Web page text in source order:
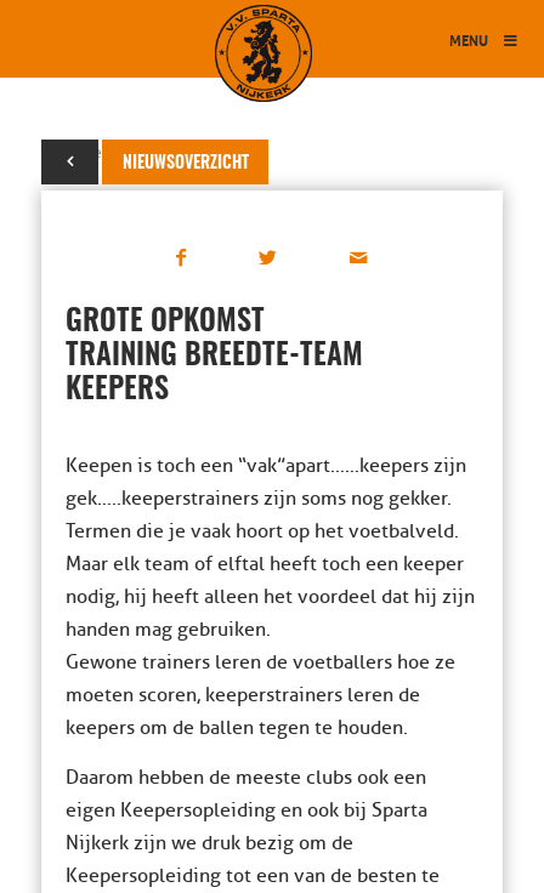
MENU
NIEUWSOVERZICHT
07 november 2016
GROTE OPKOMST
TRAINING BREEDTE-TEAM
KEEPERS
Keepen is toch een “vak”apart……keepers zijn
gek…..keeperstrainers zijn soms nog gekker.
Termen die je vaak hoort op het voetbalveld.
Maar elk team of elftal heeft toch een keeper
nodig, hij heeft alleen het voordeel dat hij zijn
handen mag gebruiken.
Gewone trainers leren de voetballers hoe ze
moeten scoren, keeperstrainers leren de
keepers om de ballen tegen te houden.
Daarom hebben de meeste clubs ook een
eigen Keepersopleiding en ook bij Sparta
Nijkerk zijn we druk bezig om de
Keepersopleiding tot een van de besten te